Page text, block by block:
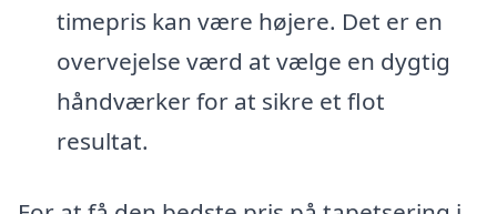
timepris kan være højere. Det er en
overvejelse værd at vælge en dygtig
håndværker for at sikre et flot
resultat.